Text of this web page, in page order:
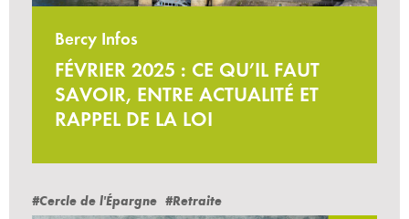
Bercy Infos
FÉVRIER 2025 : CE QU’IL FAUT
SAVOIR, ENTRE ACTUALITÉ ET
RAPPEL DE LA LOI
#Cercle de l'Épargne #Retraite